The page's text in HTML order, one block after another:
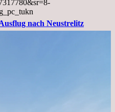
nach Neustrelitz